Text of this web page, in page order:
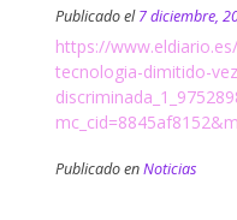
Publicado el7 diciembre,
https://
tecnologia-dimitido-
Publicado enNoticias